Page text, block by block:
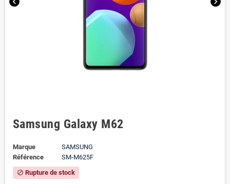
Samsung Galaxy M62
Marque
SAMSUNG
Référence
SM-M625F
block Rupture de stock